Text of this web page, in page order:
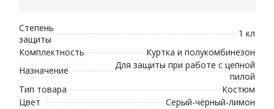
Степень
защиты
1 кл
Комплектность
Куртка и полукомбинезон
Назначение
Для защиты при работе с цепной
пилой
Тип товара
Костюм
Цвет
Серый-чёрный-лимон